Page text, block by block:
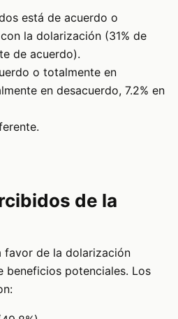
está de acuerdo o
la dolarización (31% de
de acuerdo).
o totalmente en
en desacuerdo, 7.2% en
de la
favor de la dolarización
beneficios potenciales. Los